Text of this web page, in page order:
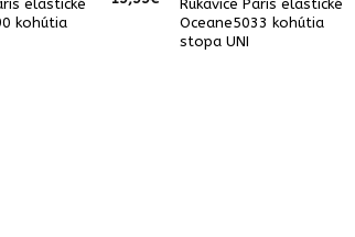
elastické
kohútia
Rukavice Paris elastické
Oceane5033 kohútia
stopa UNI